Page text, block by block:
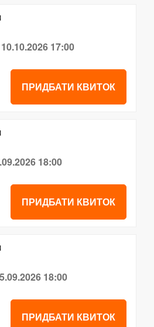
10.10.2026 17:00
ПРИДБАТИ КВИТОК
18:00
ПРИДБАТИ КВИТОК
18:00
ПРИДБАТИ КВИТОК